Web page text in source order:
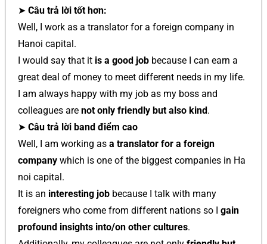
➤ Câu trả lời tốt hơn:
Well, I work as a translator for a foreign company in
Hanoi capital.
I would say that it is a good job because I can earn a
great deal of money to meet different needs in my life.
I am always happy with my job as my boss and
colleagues are not only friendly but also kind.
➤ Câu trả lời band điểm cao
Well, I am working as a translator for a foreign
company which is one of the biggest companies in Ha
noi capital.
It is an interesting job because I talk with many
foreigners who come from different nations so I gain
profound insights into/on other cultures.